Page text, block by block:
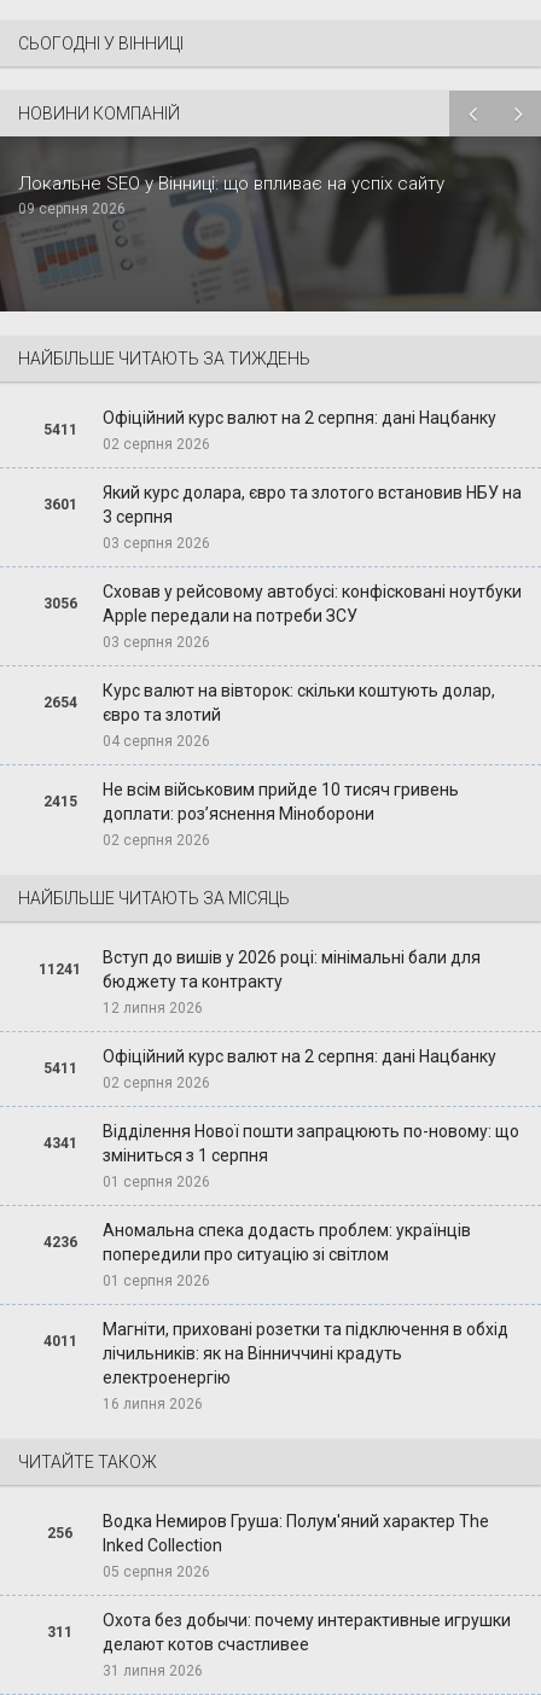
СЬОГОДНІ У ВІННИЦІ
НОВИНИ КОМПАНІЙ
Локальне SEO у Вінниці: що впливає на успіх сайту
09 серпня 2026
НАЙБІЛЬШЕ ЧИТАЮТЬ ЗА ТИЖДЕНЬ
5411
Офіційний курс валют на 2 серпня: дані Нацбанку
02 серпня 2026
3601
Який курс долара, євро та злотого встановив НБУ на
3 серпня
03 серпня 2026
3056
Сховав у рейсовому автобусі: конфісковані ноутбуки
Apple передали на потреби ЗСУ
03 серпня 2026
2654
Курс валют на вівторок: скільки коштують долар,
євро та злотий
04 серпня 2026
2415
Не всім військовим прийде 10 тисяч гривень
доплати: роз’яснення Міноборони
02 серпня 2026
НАЙБІЛЬШЕ ЧИТАЮТЬ ЗА МІСЯЦЬ
11241
Вступ до вишів у 2026 році: мінімальні бали для
бюджету та контракту
12 липня 2026
5411
Офіційний курс валют на 2 серпня: дані Нацбанку
02 серпня 2026
4341
Відділення Нової пошти запрацюють по-новому: що
зміниться з 1 серпня
01 серпня 2026
4236
Аномальна спека додасть проблем: українців
попередили про ситуацію зі світлом
01 серпня 2026
4011
Магніти, приховані розетки та підключення в обхід
лічильників: як на Вінниччині крадуть
електроенергію
16 липня 2026
ЧИТАЙТЕ ТАКОЖ
256
Водка Немиров Груша: Полум'яний характер The
Inked Collection
05 серпня 2026
311
Охота без добычи: почему интерактивные игрушки
делают котов счастливее
31 липня 2026